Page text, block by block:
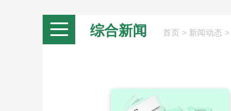
综合新闻 首页 > 新闻动态 >